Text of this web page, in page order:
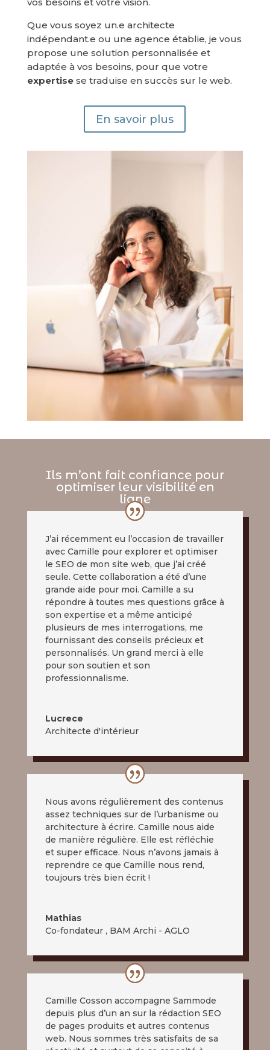
Que vous soyez un.e architecte
indépendant.e ou une agence établie, je vous
propose une solution personnalisée et
adaptée à vos besoins, pour que votre
expertisese traduise en succès sur le web.
En savoir plus
Ils m’ont fait confiance pour
optimiser leur visibilité en
ligne
J’ai récemment eu l’occasion de travailler
avec Camille pour explorer et optimiser
le SEO de mon site web, que j’ai créé
seule. Cette collaboration a été d’une
grande aide pour moi. Camille a su
répondre à toutes mes questions grâce à
son expertise et a même anticipé
plusieurs de mes interrogations, me
fournissant des conseils précieux et
personnalisés. Un grand merci à elle
pour son soutien et son
professionnalisme.
Lucrece
Architecte d'intérieur
Nous avons régulièrement des contenus
assez techniques sur de l’urbanisme ou
architecture à écrire. Camille nous aide
de manière régulière. Elle est réfléchie
et super efficace. Nous n’avons jamais à
reprendre ce que Camille nous rend,
toujours très bien écrit !
Mathias
Co-fondateur , BAM Archi - AGLO
Camille Cosson accompagne Sammode
depuis plus d’un an sur la rédaction SEO
de pages produits et autres contenus
web. Nous sommes très satisfaits de sa